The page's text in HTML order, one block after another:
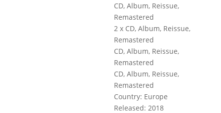
CD, Album, Reissue,
Remastered
2 x CD, Album, Reissue,
Remastered
CD, Album, Reissue,
Remastered
CD, Album, Reissue,
Remastered
Country: Europe
Released: 2018